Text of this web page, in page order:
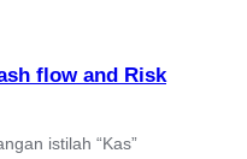
flow and Risk
istilah “Kas”